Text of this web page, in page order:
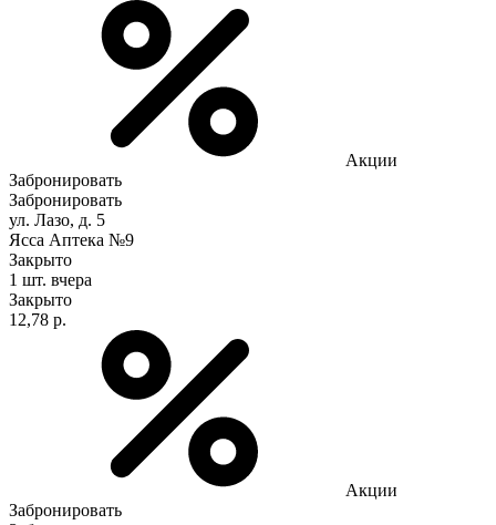
Акции
Забронировать
Забронировать
ул. Лазо, д. 5
Ясса Аптека №9
Закрыто
1 шт. вчера
Закрыто
12,78 р.
Акции
Забронировать